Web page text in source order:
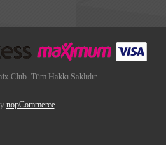
Club. Tüm Hakkı Saklıdır.
nopCommerce